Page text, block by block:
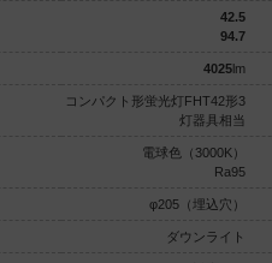
42.5
94.7
4025lm
コンパクト形蛍光灯FHT42形3
灯器具相当
電球色（3000K）
Ra95
φ205（埋込穴）
ダウンライト